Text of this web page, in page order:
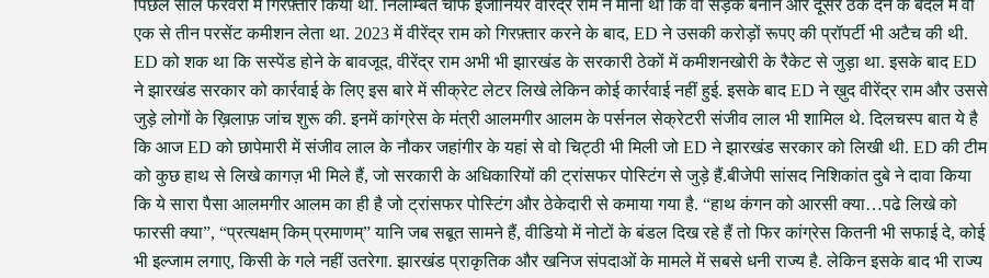
पिछले साल फरवरी में गिरफ़्तार किया था. निलम्बित चीफ इंजीनियर वीरेंद्र राम ने माना था कि वो सड़कें बनाने और दूसरे ठेके देने के बदले में वो
एक से तीन परसेंट कमीशन लेता था. 2023 में वीरेंद्र राम को गिरफ़्तार करने के बाद, ED ने उसकी करोड़ों रूपए की प्रॉपर्टी भी अटैच की थी.
ED को शक था कि सस्पेंड होने के बावजूद, वीरेंद्र राम अभी भी झारखंड के सरकारी ठेकों में कमीशनखोरी के रैकेट से जुड़ा था. इसके बाद ED
ने झारखंड सरकार को कार्रवाई के लिए इस बारे में सीक्रेट लेटर लिखे लेकिन कोई कार्रवाई नहीं हुई. इसके बाद ED ने ख़ुद वीरेंद्र राम और उससे
जुड़े लोगों के ख़िलाफ़ जांच शुरू की. इनमें कांग्रेस के मंत्री आलमगीर आलम के पर्सनल सेक्रेटरी संजीव लाल भी शामिल थे. दिलचस्प बात ये है
कि आज ED को छापेमारी में संजीव लाल के नौकर जहांगीर के यहां से वो चिट्ठी भी मिली जो ED ने झारखंड सरकार को लिखी थी. ED की टीम
को कुछ हाथ से लिखे कागज़ भी मिले हैं, जो सरकारी के अधिकारियों की ट्रांसफर पोस्टिंग से जुड़े हैं.बीजेपी सांसद निशिकांत दुबे ने दावा किया
कि ये सारा पैसा आलमगीर आलम का ही है जो ट्रांसफर पोस्टिंग और ठेकेदारी से कमाया गया है. “हाथ कंगन को आरसी क्या…पढे लिखे को
फारसी क्या”, “प्रत्यक्षम् किम् प्रमाणम्” यानि जब सबूत सामने हैं, वीडियो में नोटों के बंडल दिख रहे हैं तो फिर कांग्रेस कितनी भी सफाई दे, कोई
भी इल्जाम लगाए, किसी के गले नहीं उतरेगा. झारखंड प्राकृतिक और खनिज संपदाओं के मामले में सबसे धनी राज्य है. लेकिन इसके बाद भी राज्य